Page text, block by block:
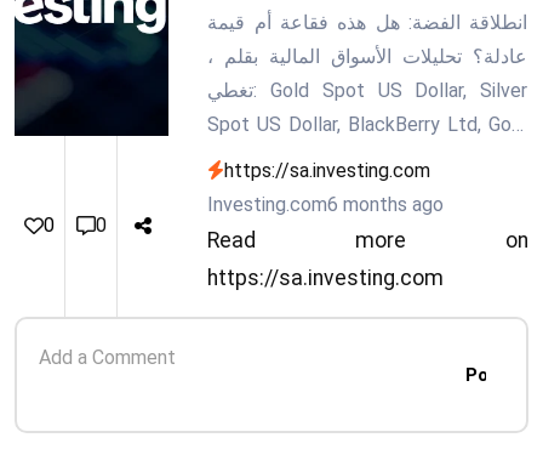
0 0
انطلاقة الفضة: هل هذه فقاعة أم قيمة
عادلة؟ تحليلات الأسواق المالية بقلم ،
تغطي: Gold Spot US Dollar, Silver
Spot US Dollar, BlackBerry Ltd, Gold
Futures. اقرأ آخر مقالات على
Investing.com.
https://sa.investing.com
Investing.com6 months ago
Read more on
https://sa.investing.com
Post